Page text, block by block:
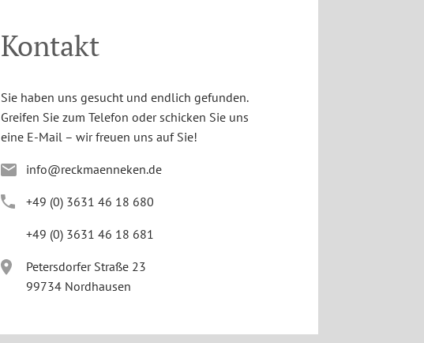
Kontakt
Sie haben uns gesucht und endlich gefunden.
Greifen Sie zum Telefon oder schicken Sie uns
eine E-Mail – wir freuen uns auf Sie!
info@reckmaenneken.de
+49 (0) 3631 46 1 8 680
+49 (0) 3631 46 1 8 681
Petersdorfer Straße 23
99734 Nordhausen